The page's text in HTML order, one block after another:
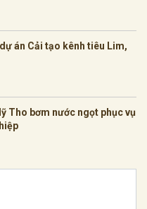
án Cải tạo kênh tiêu Lim,
Tho bơm nước ngọt phục vụ